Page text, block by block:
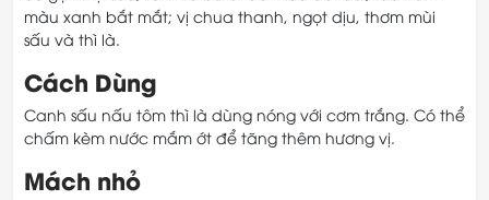
màu xanh bắt mắt; vị chua thanh, ngọt dịu, thơm mùi
sấu và thì là.
Cách Dùng
Canh sấu nấu tôm thì là dùng nóng với cơm trắng. Có thể
chấm kèm nước mắm ớt để tăng thêm hương vị.
Mách nhỏ